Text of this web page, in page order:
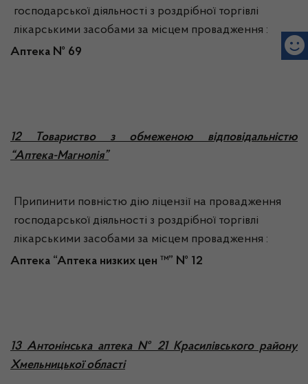
господарської діяльності з роздрібної торгівлі
лікарськими засобами за місцем провадження :
Аптека № 69
12 Товариство з обмеженою відповідальністю
“Аптека-Магнолія”
Припинити повністю дію ліцензії на провадження
господарської діяльності з роздрібної торгівлі
лікарськими засобами за місцем провадження :
Аптека “Аптека низких цен ™” № 12
13 Антонінська аптека № 21 Красилівського району
Хмельницької області